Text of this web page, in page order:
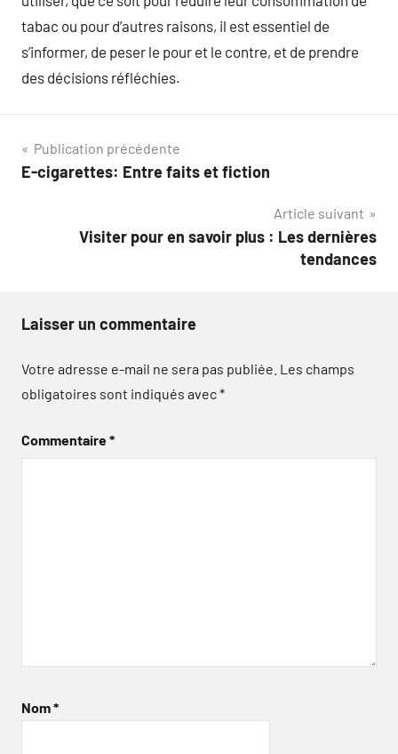
tabac ou pour d’autres raisons, il est essentiel de
s’informer, de peser le pour et le contre, et de prendre
des décisions réfléchies.
Navigation
de
Publication précédente
E-cigarettes: Entre faits et fiction
Article suivant
Visiter pour en savoir plus : Les dernières
tendances
Laisser un commentaire
Votre adresse e-mail ne sera pas publiée. Les champs
obligatoires sont indiqués avec*
Commentaire*
Nom*